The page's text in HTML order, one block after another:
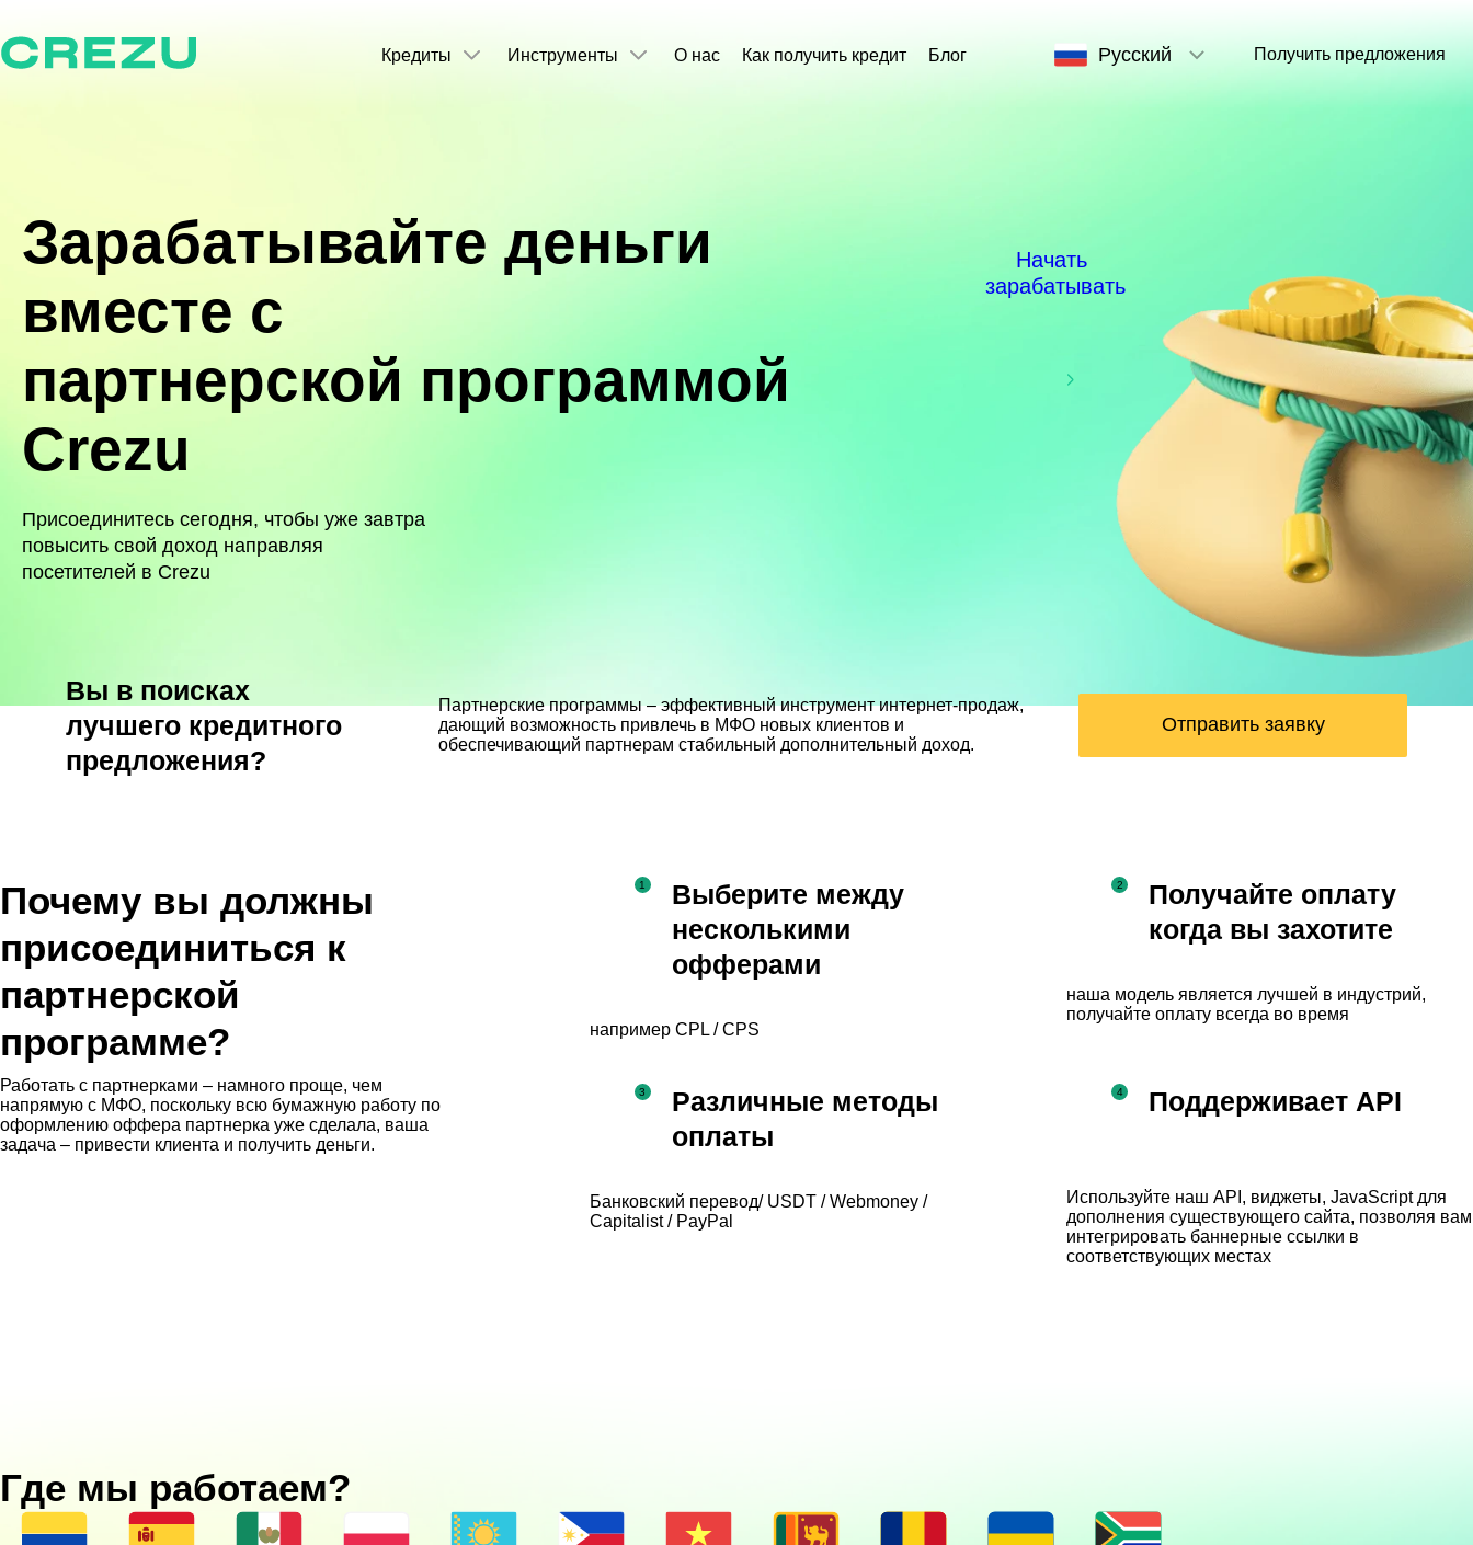
Кредиты Инструменты О нас Как получить кредит Блог Русский Получить предложения
Зарабатывайте деньги
вместе c
партнерской программой
Crezu
Присоединитесь сегодня, чтобы уже завтра
повысить свой доход направляя
посетителей в Crezu
Начать
зарабатывать
Вы в поисках
лучшего кредитного
предложения?
Партнерские программы – эффективный инструмент интернет-продаж,
дающий возможность привлечь в МФО новых клиентов и
обеспечивающий партнерам стабильный дополнительный доход.
Отправить заявку
Почему вы должны
присоединиться к
партнерской
программе?
Работать с партнерками – намного проще, чем
напрямую с МФО, поскольку всю бумажную работу по
оформлению оффера партнерка уже сделала, ваша
задача – привести клиента и получить деньги.
Выберите между
несколькими
офферами
например CPL / CPS
Получайте оплату
когда вы захотите
наша модель является лучшей в индустрий,
получайте оплату всегда во время
Различные методы
оплаты
Банковский перевод/ USDT / Webmoney /
Capitalist / PayPal
Поддерживает API
Используйте наш API, виджеты, JavaScript для
дополнения существующего сайта, позволяя вам
интегрировать баннерные ссылки в
соответствующих местах
Где мы работаем?